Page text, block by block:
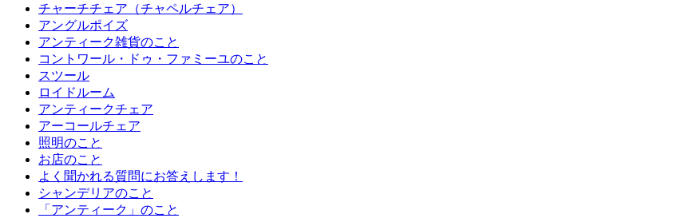
チャーチチェア（チャペルチェア）
アングルポイズ
アンティーク雑貨のこと
コントワール・ドゥ・ファミーユのこと
スツール
ロイドルーム
アンティークチェア
アーコールチェア
照明のこと
お店のこと
よく聞かれる質問にお答えします！
シャンデリアのこと
「アンティーク」のこと